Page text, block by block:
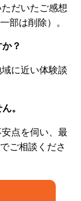
だいたご感想
部は削除）。
？
に近い体験談
。
点を伺い、最
ご相談くださ